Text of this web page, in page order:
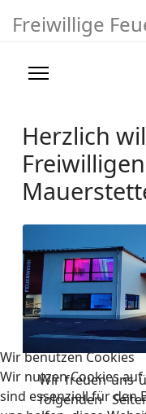
Freiwillige
Suchen
+49 8341
info@fwmst.de
Herzlich
Wir freuen uns
folgenden
Wir benutzen Cookies
Wir nutzen Cookies
sind essenziell für den